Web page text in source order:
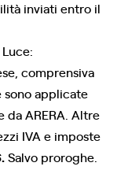
inviati entro il
comprensiva
applicate
ARERA. Altre
IVA e imposte
Salvo proroghe.